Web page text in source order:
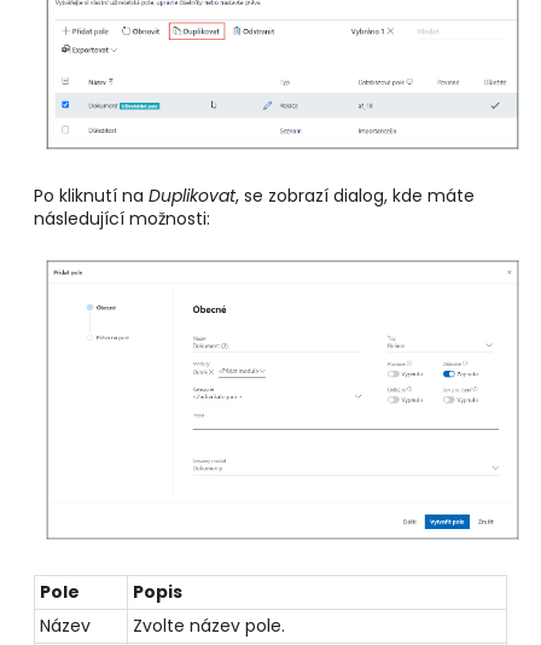
Po kliknutí na Duplikovat, se zobrazí dialog, kde máte
následující možnosti:
Pole
Popis
Název
Zvolte název pole.